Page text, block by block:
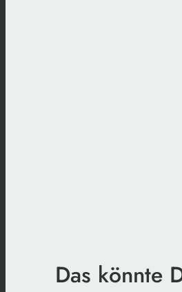
Das könnte